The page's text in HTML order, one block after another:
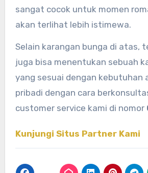
sangat cocok untuk momen
akan terlihat lebih istimewa.
Selain karangan bunga di atas,
juga bisa menentukan sebuah
yang sesuai dengan kebutuhan
pribadi dengan cara
customer service kami di nomor
Kunjungi Situs Partner Kami